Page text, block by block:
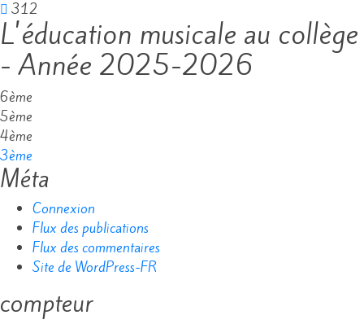
312
L'éducation musicale au collège
- Année 2025-2026
6ème
5ème
4ème
3ème
Méta
Connexion
Flux des publications
Flux des commentaires
Site de WordPress-FR
compteur